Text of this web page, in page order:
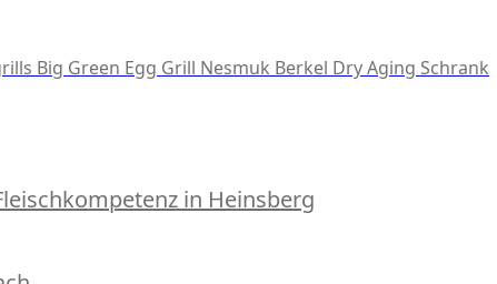
Big Green Egg Grill Nesmuk Berkel Dry Aging Schrank
in Heinsberg